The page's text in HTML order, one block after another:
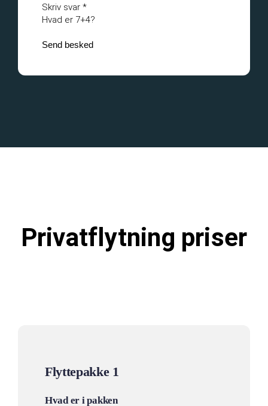
Skriv svar *
Hvad er 7+4?
Send besked
Privatflytning priser
Flyttepakke 1
Hvad er i pakken